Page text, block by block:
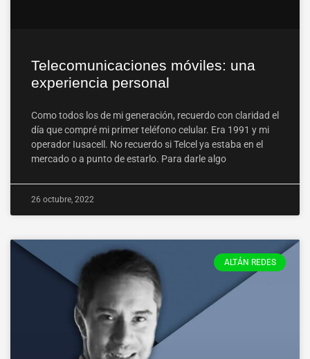
Telecomunicaciones móviles: una
experiencia personal
Como todos los de mi generación, recuerdo con claridad el
día que compré mi primer teléfono celular. Era 1991 y mi
operador Iusacell. No recuerdo si Telcel ya estaba en el
mercado o a punto de estarlo. Para darle algo
26 octubre, 2022
ALTÁN REDES